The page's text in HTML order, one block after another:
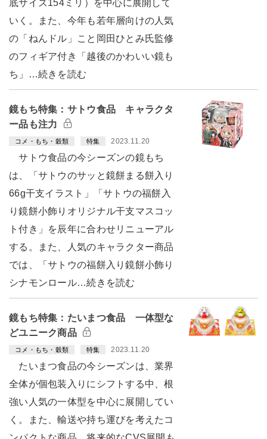
底サイズ154ミリ）を中心に展開して
いく。また、今年も若年層向けの人気
の「ねんドル」こと岡田ひとみ氏監修
のフィギア付き「越後のかわいい鏡も
ち」…続きを読む
鏡もち特集：サトウ食品 キャラクタ
ー品も注力
コメ・もち・穀類 特集 2023.11.20
サトウ食品の今シーズンの鏡もち
は、「サトウのサッと鏡餅まる餅入り
66g干支イラスト」「サトウの福餅入
り鏡餅小飾りオリジナル干支マスコッ
ト付き」を辰年に合わせリニューアル
する。また、人気のキャラクター商品
では、「サトウの福餅入り鏡餅小飾り
シナモンロール…続きを読む
鏡もち特集：たいまつ食品 一体型な
どユニーク商品
コメ・もち・穀類 特集 2023.11.20
たいまつ食品の今シーズンは、業界
全体が個包装入りにシフトする中、根
強い人気の一体型を中心に展開してい
く。また、輸送や持ち運びを考えたコ